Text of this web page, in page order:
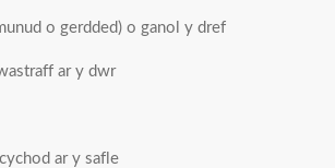
o gerdded) o ganol y dref
ar y dwr
ar y safle